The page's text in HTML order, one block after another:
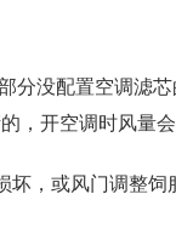
分没配置空调滤
，开空调时风量
坏，或风门调整